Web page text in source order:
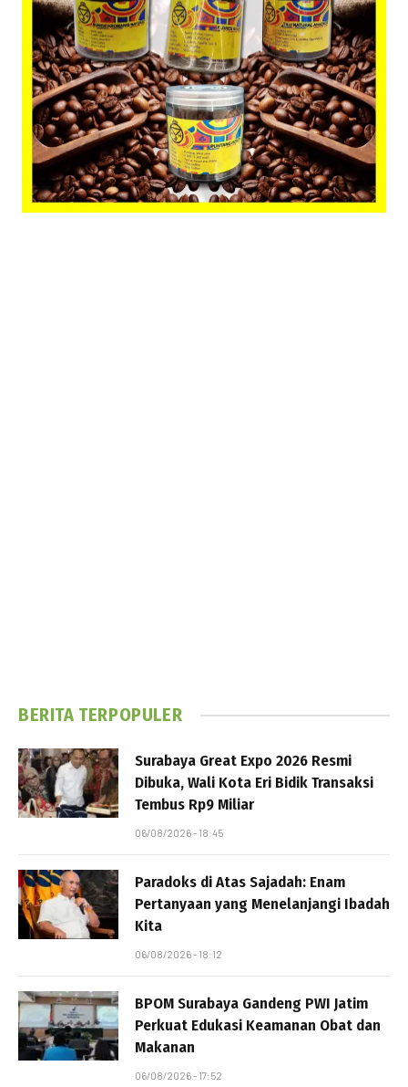
BERITA TERPOPULER
Surabaya Great Expo 2026 Resmi
Dibuka, Wali Kota Eri Bidik Transaksi
Tembus Rp9 Miliar
06/08/2026 - 18:45
Paradoks di Atas Sajadah: Enam
Pertanyaan yang Menelanjangi Ibadah
Kita
06/08/2026 - 18:12
BPOM Surabaya Gandeng PWI Jatim
Perkuat Edukasi Keamanan Obat dan
Makanan
06/08/2026 - 17:52